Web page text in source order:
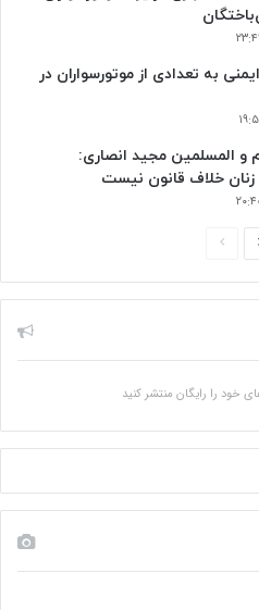
به تعدادی از موتورسواران در
و المسلمین مجید انصاری:
زنان خلاف قانون نیست
صفحه
صفحه
خود را رایگان منتشر کنید